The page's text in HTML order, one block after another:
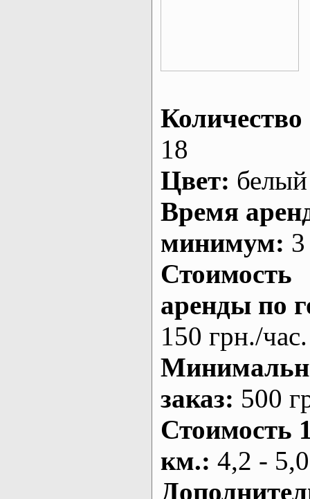
Количество
18
Цвет: белый
Время
минимум:
Стоимость
аренды по
150 грн./час.
заказ: 500
Стоимость
км.: 4,2 -